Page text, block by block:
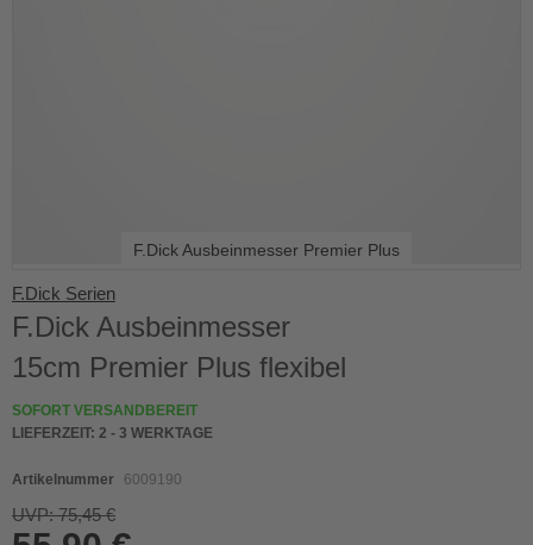
F.Dick Serien
F.Dick Ausbeinmesser
15cm Premier Plus flexibel
SOFORT VERSANDBEREIT
LIEFERZEIT: 2 - 3 WERKTAGE
Artikelnummer 6009190
UVP: 75,45 €
F.Dick Ausbeinmesser Premier Plus
to
the
images
gallery